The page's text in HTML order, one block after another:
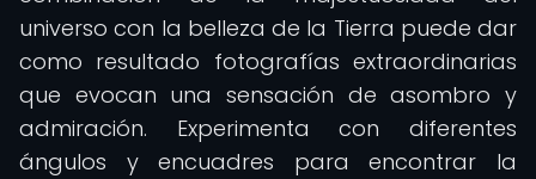
universo con la belleza de la Tierra puede dar
como resultado fotografías extraordinarias
que evocan una sensación de asombro y
admiración. Experimenta con diferentes
ángulos y encuadres para encontrar la